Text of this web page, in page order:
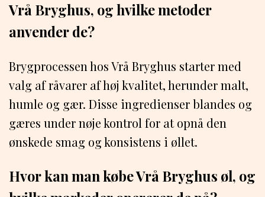
Vrå Bryghus, og hvilke metoder
anvender de?
Brygprocessen hos Vrå Bryghus starter med
valg af råvarer af høj kvalitet, herunder malt,
humle og gær. Disse ingredienser blandes og
gæres under nøje kontrol for at opnå den
ønskede smag og konsistens i øllet.
Hvor kan man købe Vrå Bryghus øl, og